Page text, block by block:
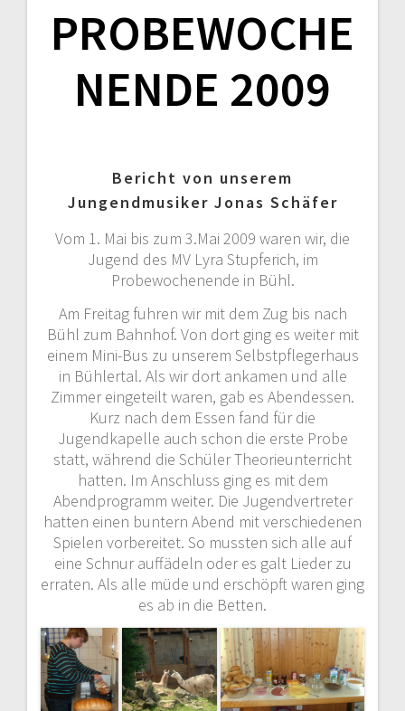
PROBEWOCHE
NENDE 2009
Bericht von unserem
Jungendmusiker Jonas Schäfer
Vom 1. Mai bis zum 3.Mai 2009 waren wir, die
Jugend des MV Lyra Stupferich, im
Probewochenende in Bühl.
Am Freitag fuhren wir mit dem Zug bis nach
Bühl zum Bahnhof. Von dort ging es weiter mit
einem Mini-Bus zu unserem Selbstpflegerhaus
in Bühlertal. Als wir dort ankamen und alle
Zimmer eingeteilt waren, gab es Abendessen.
Kurz nach dem Essen fand für die
Jugendkapelle auch schon die erste Probe
statt, während die Schüler Theorieunterricht
hatten. Im Anschluss ging es mit dem
Abendprogramm weiter. Die Jugendvertreter
hatten einen buntern Abend mit verschiedenen
Spielen vorbereitet. So mussten sich alle auf
eine Schnur auffädeln oder es galt Lieder zu
erraten. Als alle müde und erschöpft waren ging
es ab in die Betten.